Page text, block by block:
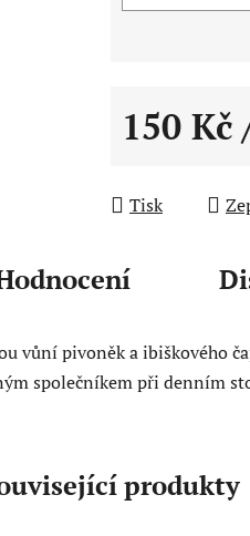
150 Kč
Tisk
pivoněk a ibiškového
společníkem při denním
produkty